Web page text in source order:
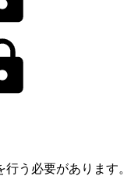
う必要があります。